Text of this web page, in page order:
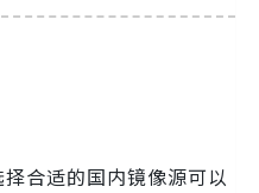
合适的国内镜像源可以